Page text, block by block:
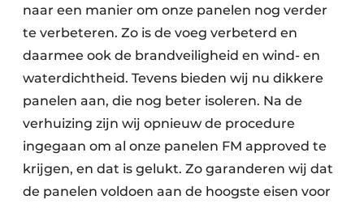
naar een manier om onze panelen nog verder
te verbeteren. Zo is de voeg verbeterd en
daarmee ook de brandveiligheid en wind- en
waterdichtheid. Tevens bieden wij nu dikkere
panelen aan, die nog beter isoleren. Na de
verhuizing zijn wij opnieuw de procedure
ingegaan om al onze panelen FM approved te
krijgen, en dat is gelukt. Zo garanderen wij dat
de panelen voldoen aan de hoogste eisen voor